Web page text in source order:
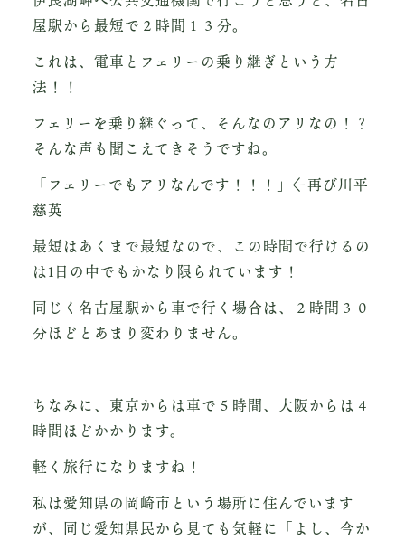
屋駅から最短で２時間１３分。
これは、電車とフェリーの乗り継ぎという方
法！！
フェリーを乗り継ぐって、そんなのアリなの！？
そんな声も聞こえてきそうですね。
「フェリーでもアリなんです！！！」←再び川平
慈英
最短はあくまで最短なので、この時間で行けるの
は1日の中でもかなり限られています！
同じく名古屋駅から車で行く場合は、２時間３０
分ほどとあまり変わりません。
ちなみに、東京からは車で５時間、大阪からは４
時間ほどかかります。
軽く旅行になりますね！
私は愛知県の岡崎市という場所に住んでいます
が、同じ愛知県民から見ても気軽に「よし、今か